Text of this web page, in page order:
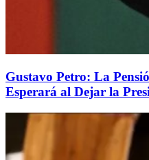
Gustavo Petro: La
Esperará al Dejar la